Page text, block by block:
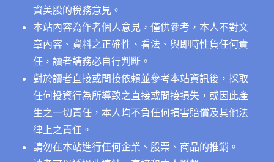
資美股的稅務意見。
本站內容為作者個人意見，僅供參考，本人不對文
章內容、資料之正確性、看法、與即時性負任何責
任，讀者請務必自行判斷。
對於讀者直接或間接依賴並參考本站資訊後，採取
任何投資行為所導致之直接或間接損失，或因此產
生之一切責任，本人均不負任何損害賠償及其他法
律上之責任。
請勿在本站進行任何企業、股票、商品的推銷。